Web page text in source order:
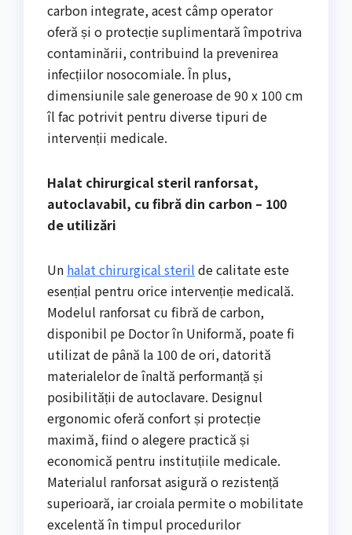
carbon integrate, acest câmp operator
oferă și o protecție suplimentară împotriva
contaminării, contribuind la prevenirea
infecțiilor nosocomiale. În plus,
dimensiunile sale generoase de 90 x 100 cm
îl fac potrivit pentru diverse tipuri de
intervenții medicale.
Halat chirurgical steril ranforsat,
autoclavabil, cu fibră din carbon – 100
de utilizări
Un halat chirurgical steril de calitate este
esențial pentru orice intervenție medicală.
Modelul ranforsat cu fibră de carbon,
disponibil pe Doctor în Uniformă, poate fi
utilizat de până la 100 de ori, datorită
materialelor de înaltă performanță și
posibilității de autoclavare. Designul
ergonomic oferă confort și protecție
maximă, fiind o alegere practică și
economică pentru instituțiile medicale.
Materialul ranforsat asigură o rezistență
superioară, iar croiala permite o mobilitate
excelentă în timpul procedurilor